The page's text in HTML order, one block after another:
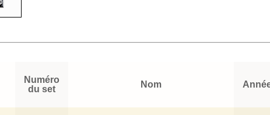
Numéro
du set
Nom